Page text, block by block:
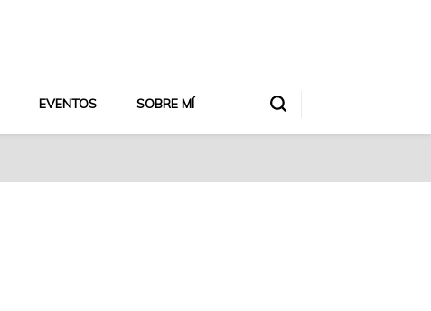
EVENTOS SOBRE MÍ